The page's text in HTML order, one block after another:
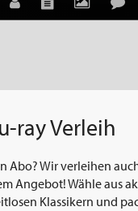
ray Verleih
Abo? Wir verleihen
Angebot! Wähle aus
Klassikern und